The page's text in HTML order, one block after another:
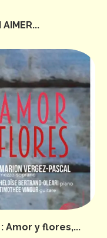
Amor y flores,...